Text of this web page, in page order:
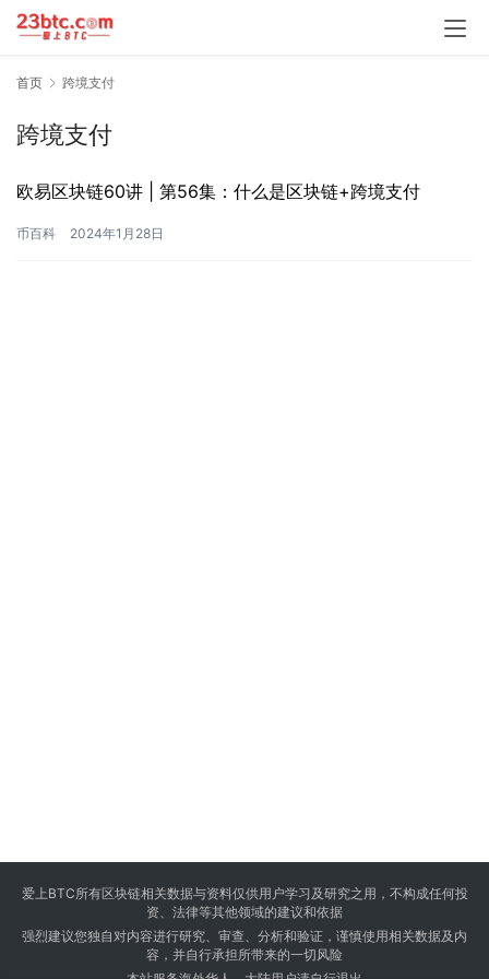
首页 跨境支付
跨境支付
欧易区块链60讲 | 第56集：什么是区块链+跨境支付
币百科 2024年1月28日
爱上BTC所有区块链相关数据与资料仅供用户学习及研究之用，不构成任何投
资、法律等其他领域的建议和依据
强烈建议您独自对内容进行研究、审查、分析和验证，谨慎使用相关数据及内
容，并自行承担所带来的一切风险